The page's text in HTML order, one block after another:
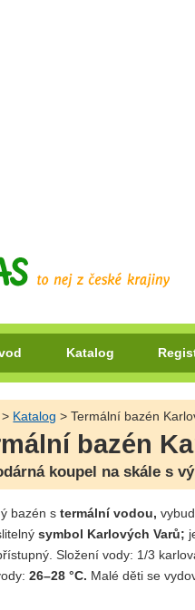
Katalog
> Katalog > Termální bazén
bazén
koupel na skále s
bazén s termální vodou,
symbol Karlových Varů;
Složení vody: 1/3
26–28 °C. Malé děti se